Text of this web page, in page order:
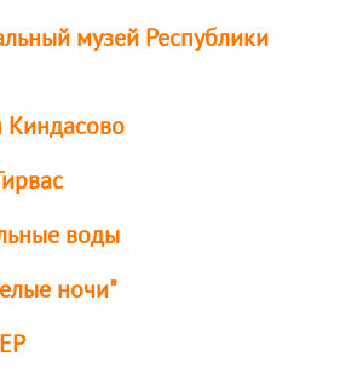
музей Республики
Киндасово
воды
ночи"